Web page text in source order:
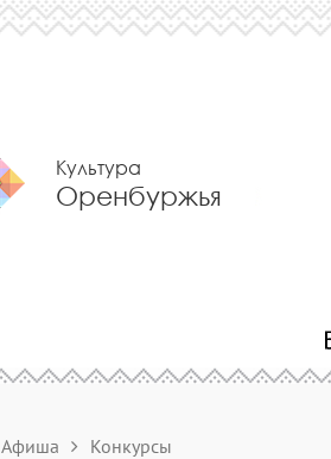
Культура
Оренбуржья
Афиша Конкурсы